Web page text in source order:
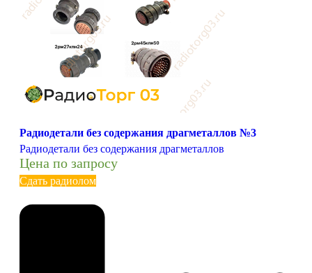
Радиодетали без содержания драгметаллов №3
Радиодетали без содержания драгметаллов
Цена по запросу
Сдать радиолом